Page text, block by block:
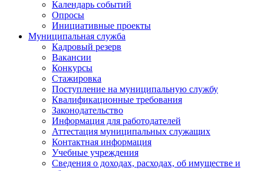
Календарь событий
Опросы
Инициативные проекты
Муниципальная служба
Кадровый резерв
Вакансии
Конкурсы
Стажировка
Поступление на муниципальную службу
Квалификационные требования
Законодательство
Информация для работодателей
Аттестация муниципальных служащих
Контактная информация
Учебные учреждения
Сведения о доходах, расходах, об имуществе и